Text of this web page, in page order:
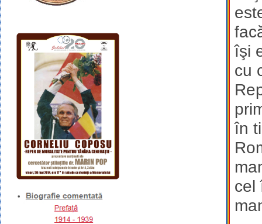
îşi
cu
în
cel